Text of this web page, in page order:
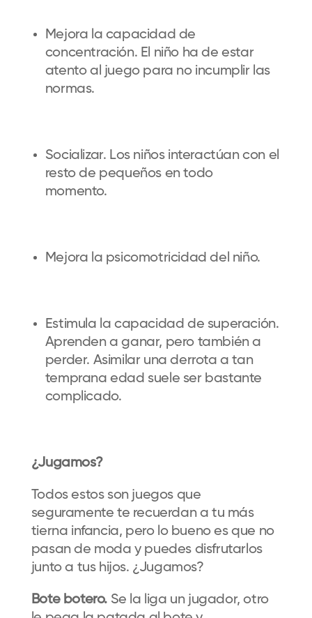
Mejora la capacidad de
concentración. El niño ha de estar
atento al juego para no incumplir las
normas.
Socializar. Los niños interactúan con el
resto de pequeños en todo
momento.
Mejora la psicomotricidad del niño.
Estimula la capacidad de superación.
Aprenden a ganar, pero también a
perder. Asimilar una derrota a tan
temprana edad suele ser bastante
complicado.
¿Jugamos?
Todos estos son juegos que
seguramente te recuerdan a tu más
tierna infancia, pero lo bueno es que no
pasan de moda y puedes disfrutarlos
junto a tus hijos. ¿Jugamos?
Bote botero. Se la liga un jugador, otro